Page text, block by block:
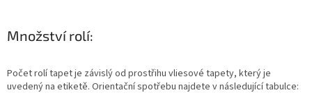
Množství rolí:
Počet rolí tapet je závislý od prostřihu vliesové tapety, který je
uvedený na etiketě. Orientační spotřebu najdete v následující tabulce: